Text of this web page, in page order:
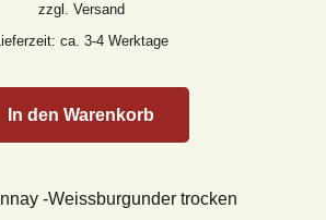
zzgl. Versand
Lieferzeit: ca. 3-4 Werktage
In den Warenkorb